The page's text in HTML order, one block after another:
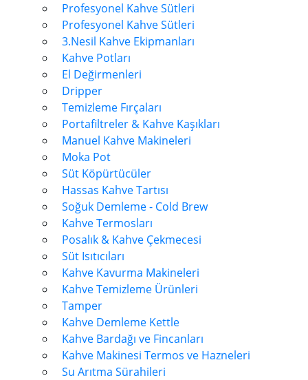
Profesyonel Kahve Sütleri
Profesyonel Kahve Sütleri
3.Nesil Kahve Ekipmanları
Kahve Potları
El Değirmenleri
Dripper
Temizleme Fırçaları
Portafiltreler & Kahve Kaşıkları
Manuel Kahve Makineleri
Moka Pot
Süt Köpürtücüler
Hassas Kahve Tartısı
Soğuk Demleme - Cold Brew
Kahve Termosları
Posalık & Kahve Çekmecesi
Süt Isıtıcıları
Kahve Kavurma Makineleri
Kahve Temizleme Ürünleri
Tamper
Kahve Demleme Kettle
Kahve Bardağı ve Fincanları
Kahve Makinesi Termos ve Hazneleri
Su Arıtma Sürahileri